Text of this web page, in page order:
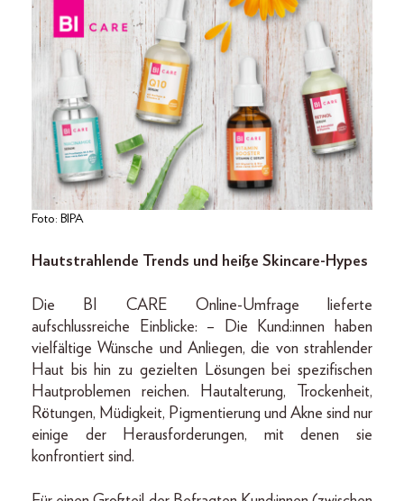
Foto: BIPA
Hautstrahlende Trends und heiße Skincare-Hypes
Die BI CARE Online-Umfrage lieferte
aufschlussreiche Einblicke: – Die Kund:innen haben
vielfältige Wünsche und Anliegen, die von strahlender
Haut bis hin zu gezielten Lösungen bei spezifischen
Hautproblemen reichen. Hautalterung, Trockenheit,
Rötungen, Müdigkeit, Pigmentierung und Akne sind nur
einige der Herausforderungen, mit denen sie
konfrontiert sind.